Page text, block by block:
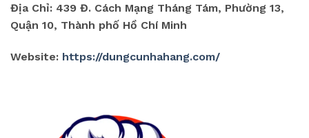
Địa Chỉ: 439 Đ. Cách Mạng Tháng Tám, Phường 13,
Quận 10, Thành phố Hồ Chí Minh
Website: https://dungcunhahang.com/